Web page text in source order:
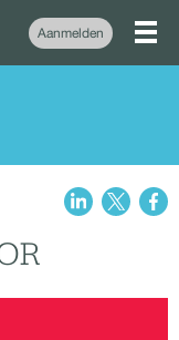
Aanmelden